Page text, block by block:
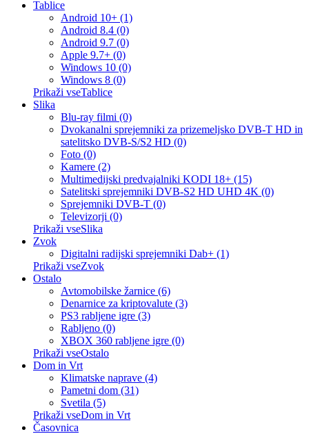
Tablice
Android 10+ (1)
Android 8.4 (0)
Android 9.7 (0)
Apple 9.7+ (0)
Windows 10 (0)
Windows 8 (0)
Prikaži vseTablice
Slika
Blu-ray filmi (0)
Dvokanalni sprejemniki za prizemeljsko DVB-T HD in
satelitsko DVB-S/S2 HD (0)
Foto (0)
Kamere (2)
Multimedijski predvajalniki KODI 18+ (15)
Satelitski sprejemniki DVB-S2 HD UHD 4K (0)
Sprejemniki DVB-T (0)
Televizorji (0)
Prikaži vseSlika
Zvok
Digitalni radijski sprejemniki Dab+ (1)
Prikaži vseZvok
Ostalo
Avtomobilske žarnice (6)
Denarnice za kriptovalute (3)
PS3 rabljene igre (3)
Rabljeno (0)
XBOX 360 rabljene igre (0)
Prikaži vseOstalo
Dom in Vrt
Klimatske naprave (4)
Pametni dom (31)
Svetila (5)
Prikaži vseDom in Vrt
Časovnica